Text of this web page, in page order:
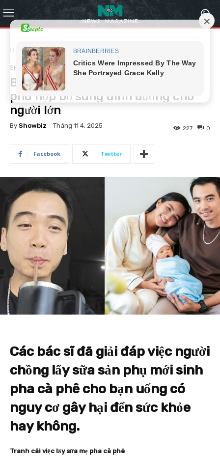
Home Showbiz
SHOWBIZ
Bác sĩ khẳng định sữa mẹ không
phù hợp bổ sung dinh dưỡng cho
người lớn
By Showbiz Tháng 11 4, 2025 0
227
Facebook Twitter
Các bác sĩ đã giải đáp việc người
chồng lấy sữa sản phụ mới sinh
pha cà phê cho bạn uống có
nguy cơ gây hại đến sức khỏe
hay không.
Tranh cãi việc lấy sữa mẹ pha cà phê